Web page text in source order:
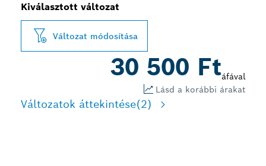
Kiválasztott változat
Változat módosítása
30 500 Ftáfával
Lásd a korábbi árakat
Változatok áttekintése(2)